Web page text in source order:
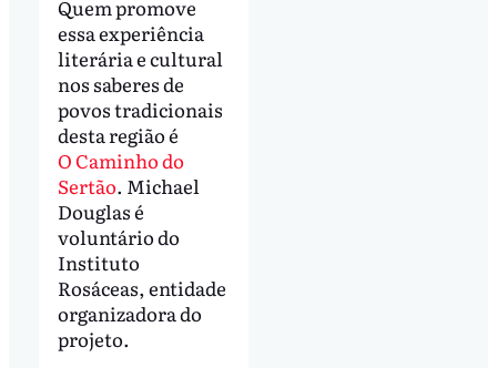
Quem promove
essa experiência
literária e cultural
nos saberes de
povos tradicionais
desta região é
O Caminho do
Sertão. Michael
Douglas é
voluntário do
Instituto
Rosáceas, entidade
organizadora do
projeto.